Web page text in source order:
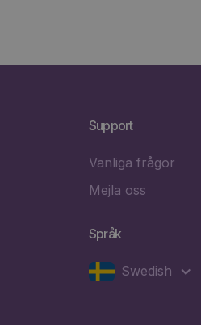
Support
Vanliga frågor
Mejla oss
Språk
Swedish